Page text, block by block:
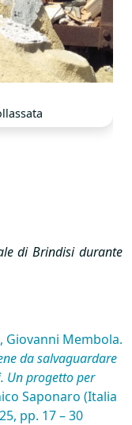
di Brindisi durante
Giovanni Membola.
da salvaguardare
Un progetto per
Saponaro (Italia
pp. 17 – 30